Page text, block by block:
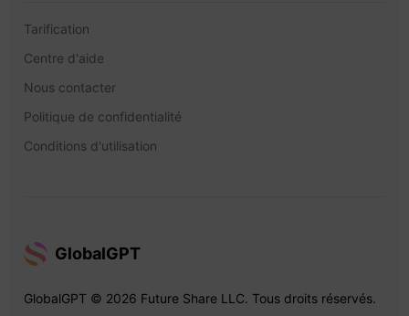
Tarification
Centre d'aide
Nous contacter
Politique de confidentialité
Conditions d'utilisation
GlobalGPT
GlobalGPT © 2026 Future Share LLC. Tous droits réservés.